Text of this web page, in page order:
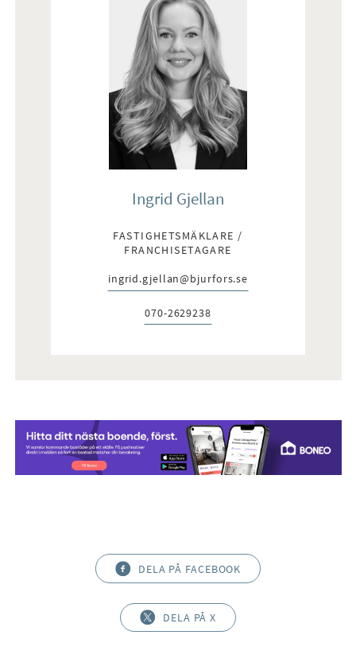
Ingrid Gjellan
FASTIGHETSMÄKLARE /
FRANCHISETAGARE
E-post:
ingrid.gjellan@bjurfors.se
Telefon:
070-2629238
DELA PÅ FACEBOOK
DELA PÅ X